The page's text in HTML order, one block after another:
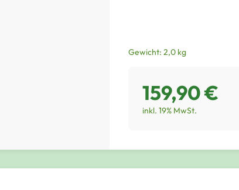
Gewicht: 2,0 kg
159,90 €
inkl. 19% MwSt.